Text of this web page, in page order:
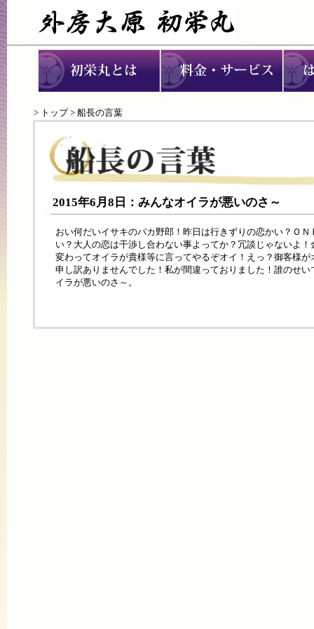
> トップ> 船長の言葉
2015年6月8日：みんなオイラが悪いのさ～
おい何だいイサキのバカ野郎！昨日は行きずりの恋かい？
い？大人の恋は干渉し合わない事よってか？冗談じゃないよ
変わってオイラが貴様等に言ってやるぞオイ！えっ？御客様
申し訳ありませんでした！私が間違っておりました！誰のせ
イラが悪いのさ～。